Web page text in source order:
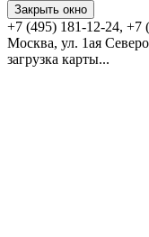
Закрыть окно
+7 (495) 181-12-24, +7
Москва, ул. 1ая
загрузка карты...